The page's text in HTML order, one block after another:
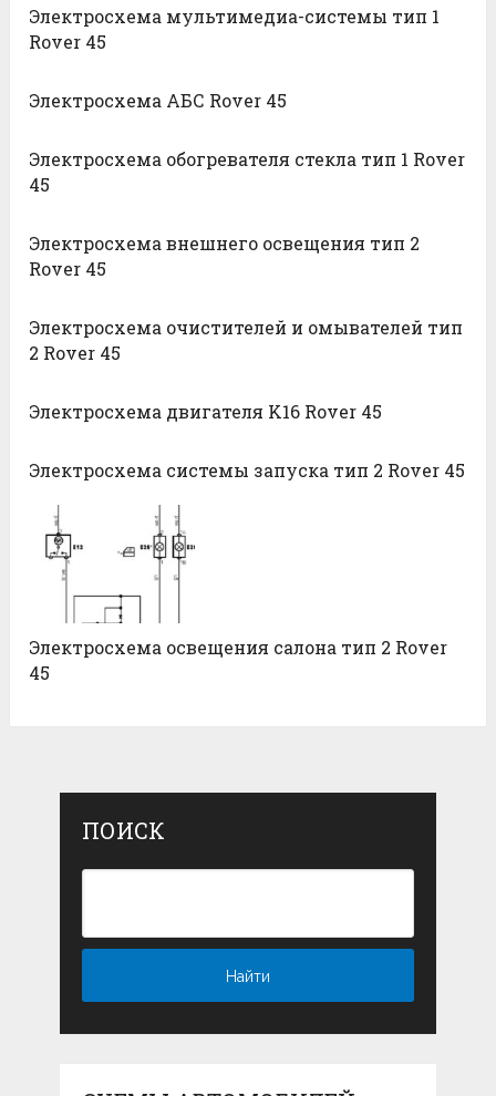
Электросхема мультимедиа-системы тип 1
Rover 45
Электросхема АБС Rover 45
Электросхема обогревателя стекла тип 1 Rover
45
Электросхема внешнего освещения тип 2
Rover 45
Электросхема очистителей и омывателей тип
2 Rover 45
Электросхема двигателя K16 Rover 45
Электросхема системы запуска тип 2 Rover 45
Электросхема освещения салона тип 2 Rover
45
ПОИСК